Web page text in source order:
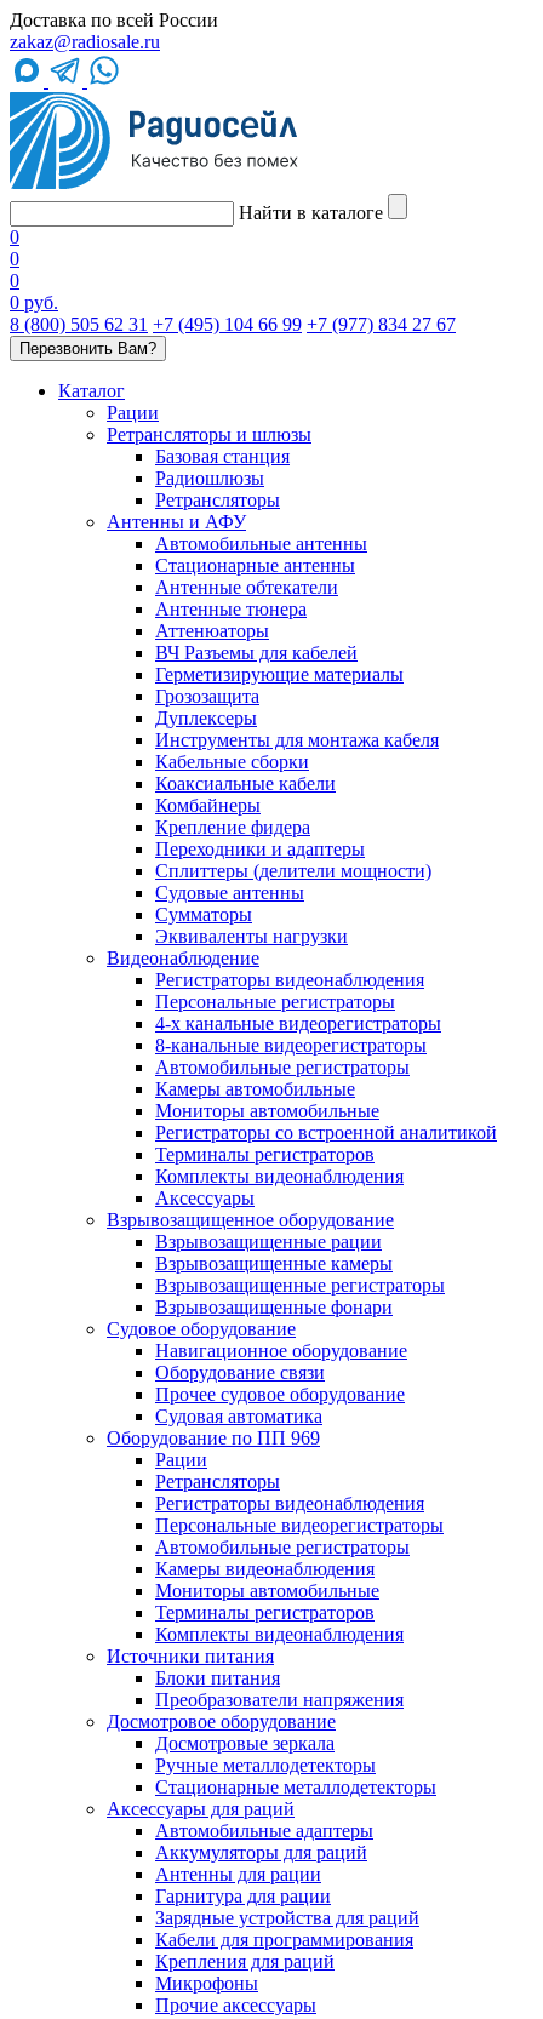
Доставка по всей России
zakaz@radiosale.ru
Найти в каталоге
0
0
0
0 руб.
8 (800) 505 62 31 +7 (495) 104 66 99 +7 (977) 834 27 67
Перезвонить Вам?
Каталог
Рации
Ретрансляторы и шлюзы
Базовая станция
Радиошлюзы
Ретрансляторы
Антенны и АФУ
Автомобильные антенны
Стационарные антенны
Антенные обтекатели
Антенные тюнера
Аттенюаторы
ВЧ Разъемы для кабелей
Герметизирующие материалы
Грозозащита
Дуплексеры
Инструменты для монтажа кабеля
Кабельные сборки
Коаксиальные кабели
Комбайнеры
Крепление фидера
Переходники и адаптеры
Сплиттеры (делители мощности)
Судовые антенны
Сумматоры
Эквиваленты нагрузки
Видеонаблюдение
Регистраторы видеонаблюдения
Персональные регистраторы
4-х канальные видеорегистраторы
8-канальные видеорегистраторы
Автомобильные регистраторы
Камеры автомобильные
Мониторы автомобильные
Регистраторы со встроенной аналитикой
Терминалы регистраторов
Комплекты видеонаблюдения
Аксессуары
Взрывозащищенное оборудование
Взрывозащищенные рации
Взрывозащищенные камеры
Взрывозащищенные регистраторы
Взрывозащищенные фонари
Судовое оборудование
Навигационное оборудование
Оборудование связи
Прочее судовое оборудование
Судовая автоматика
Оборудование по ПП 969
Рации
Ретрансляторы
Регистраторы видеонаблюдения
Персональные видеорегистраторы
Автомобильные регистраторы
Камеры видеонаблюдения
Мониторы автомобильные
Терминалы регистраторов
Комплекты видеонаблюдения
Источники питания
Блоки питания
Преобразователи напряжения
Досмотровое оборудование
Досмотровые зеркала
Ручные металлодетекторы
Стационарные металлодетекторы
Аксессуары для раций
Автомобильные адаптеры
Аккумуляторы для раций
Антенны для рации
Гарнитура для рации
Зарядные устройства для раций
Кабели для программирования
Крепления для раций
Микрофоны
Прочие аксессуары